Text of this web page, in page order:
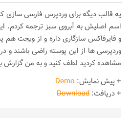
یه قالب دیگه برای وردپرس فارسی
اسم اصلیش به آبروی سبز ترجمه کردم.
و فایرفاکس سازگاری داره و از ویجت هم
وردپرسی ها از این پوسته راضی باشند و
مشاهده کردید لطف کنید و به من گزارش
+ پیش نمایش: Demo
+ دریافت: Download